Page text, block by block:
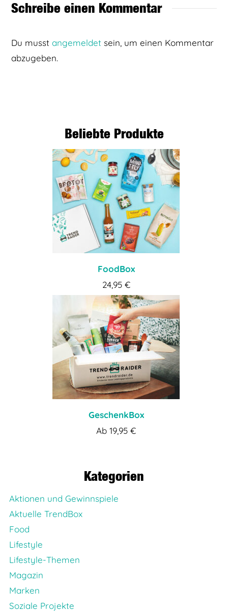
Schreibe einen Kommentar
Du musstangemeldet sein, um einen Kommentar
abzugeben.
Beliebte Produkte
FoodBox
24,95 €
GeschenkBox
Ab 19,95 €
Kategorien
Aktionen und Gewinnspiele
Aktuelle TrendBox
Food
Lifestyle
Lifestyle-Themen
Magazin
Marken
Soziale Projekte